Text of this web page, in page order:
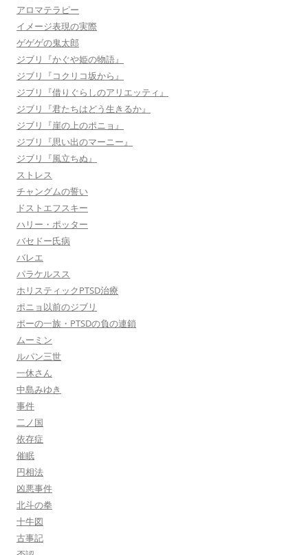
アロマテラピー
イメージ表現の実際
ゲゲゲの鬼太郎
ジブリ『かぐや姫の物語』
ジブリ『コクリコ坂から』
ジブリ『借りぐらしのアリエッティ』
ジブリ『君たちはどう生きるか』
ジブリ『崖の上のポニョ』
ジブリ『思い出のマーニー』
ジブリ『風立ちぬ』
ストレス
チャングムの誓い
ドストエフスキー
ハリー・ポッター
バセドー氏病
バレエ
パラケルスス
ホリスティックPTSD治療
ポニョ以前のジブリ
ポーの一族・PTSDの負の連鎖
ムーミン
ルパン三世
一休さん
中島みゆき
事件
二ノ国
依存症
催眠
円相法
凶悪事件
北斗の拳
十牛図
古事記